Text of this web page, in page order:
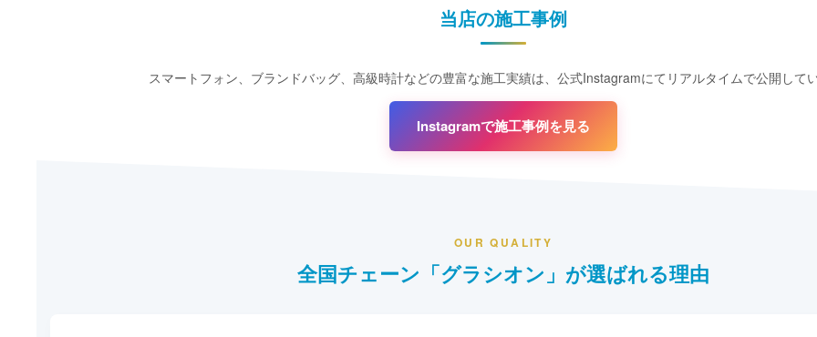
当店の施工事例
スマートフォン、ブランドバッグ、高級時計などの豊富な施工実績は、公式Instagramにてリアルタイムで公開して
Instagramで施工事例を見る
OUR QUALITY
全国チェーン「グラシオン」が選ばれる理由